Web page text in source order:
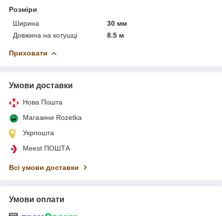
Розміри
Ширина
30 мм
Довжина на котушці
8.5 м
Приховати
Умови доставки
Нова Пошта
Магазини Rozetka
Укрпошта
Meest ПОШТА
Всі умови доставки
Умови оплати